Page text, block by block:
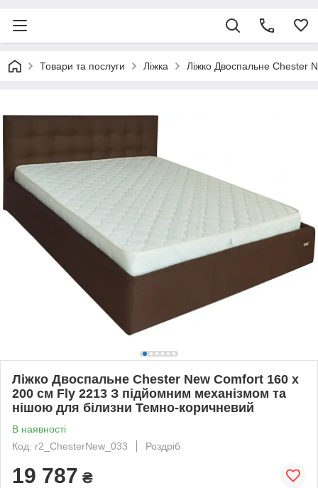
Товари та послуги Ліжка Ліжко Двоспальне Chester
Ліжко Двоспальне Chester New Comfort 160 х
200 см Fly 2213 З підйомним механізмом та
нішою для білизни Темно-коричневий
В наявності
Код: r2_ChesterNew_033
Роздріб
19 787 ₴